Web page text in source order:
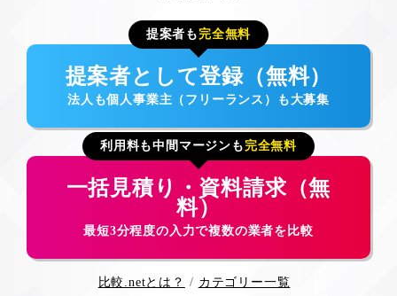
提案者も 完全無料
提案者として登録（無料）
法人も個人事業主（フリーランス）も大募集
利用料も中間マージンも 完全無料
一括見積り・資料請求（無
料）
最短3分程度の入力で複数の業者を比較
比較.netとは？ カテゴリー一覧